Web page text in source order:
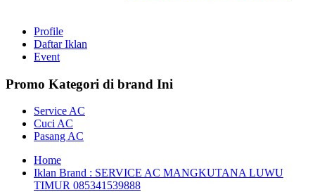
Profile
Daftar Iklan
Event
Promo Kategori di brand Ini
Service AC
Cuci AC
Pasang AC
Home
Iklan Brand : SERVICE AC MANGKUTANA LUWU
TIMUR 085341539888